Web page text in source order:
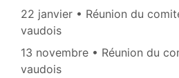
22 janvier • Réunion du
vaudois
13 novembre • Réunion du
vaudois